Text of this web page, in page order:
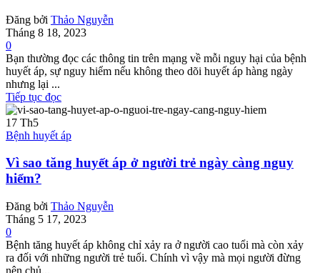
Đăng bởi Thảo Nguyễn
Tháng 8 18, 2023
0
Bạn thường đọc các thông tin trên mạng về mỗi nguy hại của bệnh
huyết áp, sự nguy hiểm nếu không theo dõi huyết áp hàng ngày
nhưng lại ...
Tiếp tục đọc
17 Th5
Bệnh huyết áp
Vì sao tăng huyết áp ở người trẻ ngày càng nguy
hiểm?
Đăng bởi Thảo Nguyễn
Tháng 5 17, 2023
0
Bệnh tăng huyết áp không chỉ xảy ra ở người cao tuổi mà còn xảy
ra đối với những người trẻ tuổi. Chính vì vậy mà mọi người đừng
nên chủ...